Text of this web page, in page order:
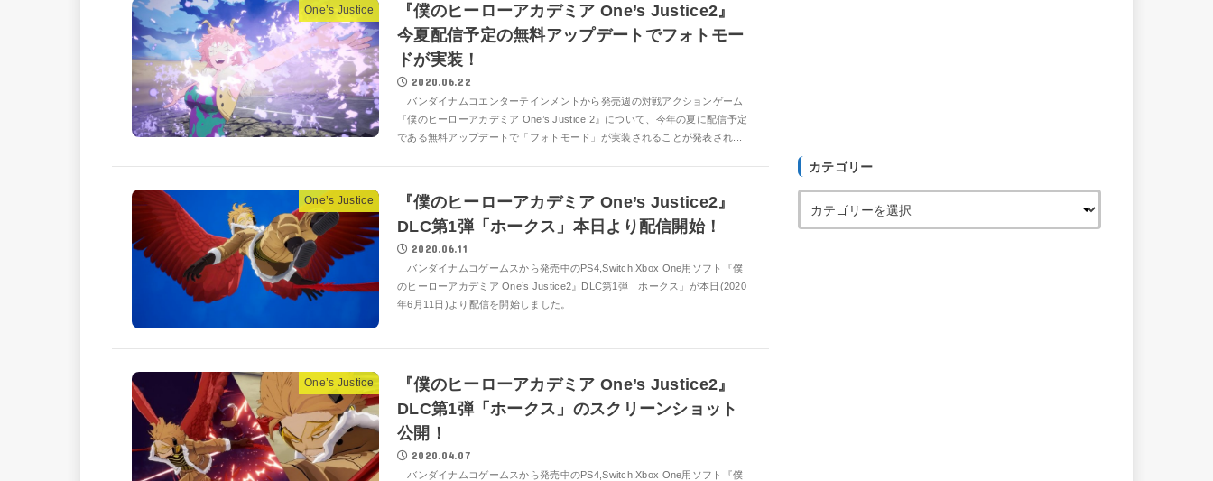
One’s Justice
『僕のヒーローアカデミア One’s Justice2』
今夏配信予定の無料アップデートでフォトモー
ドが実装！
2020.06.22
バンダイナムコエンターテインメントから発売週の対戦アクションゲーム
『僕のヒーローアカデミア One’s Justice 2』について、今年の夏に配信予定
である無料アップデートで「フォトモード」が実装されることが発表され...
One’s Justice
『僕のヒーローアカデミア One’s Justice2』
DLC第1弾「ホークス」本日より配信開始！
2020.06.11
バンダイナムコゲームスから発売中のPS4,Switch,Xbox One用ソフト『僕
のヒーローアカデミア One’s Justice2』DLC第1弾「ホークス」が本日(2020
年6月11日)より配信を開始しました。
One’s Justice
『僕のヒーローアカデミア One’s Justice2』
DLC第1弾「ホークス」のスクリーンショット
公開！
2020.04.07
バンダイナムコゲームスから発売中のPS4,Switch,Xbox One用ソフト『僕
カテゴリー